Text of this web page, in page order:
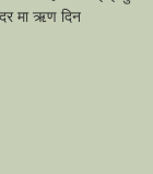
मा ऋण दिन